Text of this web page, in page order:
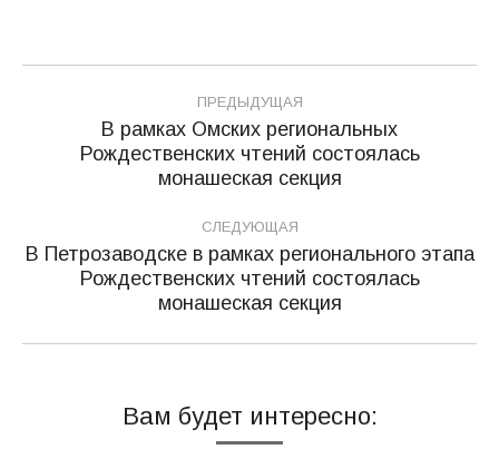
Навигация
записям
ПРЕДЫДУЩАЯ
Предыдущая
запись:
В рамках Омских региональных
Рождественских чтений состоялась
монашеская секция
СЛЕДУЮЩАЯ
Следующая
запись:
В Петрозаводске в рамках регионального этапа
Рождественских чтений состоялась
монашеская секция
Вам будет интересно: